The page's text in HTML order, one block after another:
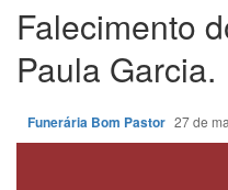
Falecimento
Paula Garcia.
Funerária Bom Pastor 27 de